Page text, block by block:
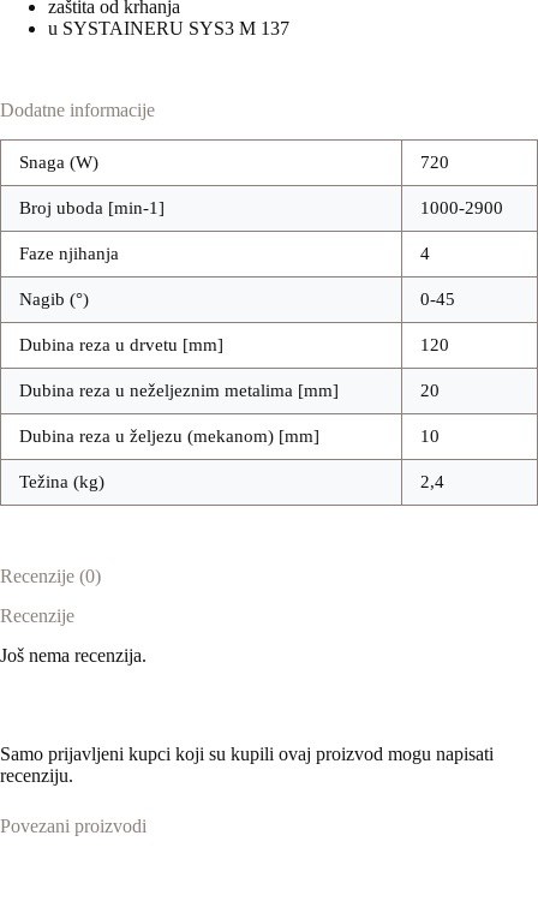
zaštita od krhanja
u SYSTAINERU SYS3 M 137
Dodatne informacije
Snaga (W) 720
Broj uboda [min-1] 1000-2900
Faze njihanja 4
Nagib (°) 0-45
Dubina reza u drvetu [mm] 120
Dubina reza u neželjeznim metalima [mm] 20
Dubina reza u željezu (mekanom) [mm] 10
Težina (kg) 2,4
Recenzije (0)
Recenzije
Još nema recenzija.
Samo prijavljeni kupci koji su kupili ovaj proizvod mogu napisati
recenziju.
Povezani proizvodi